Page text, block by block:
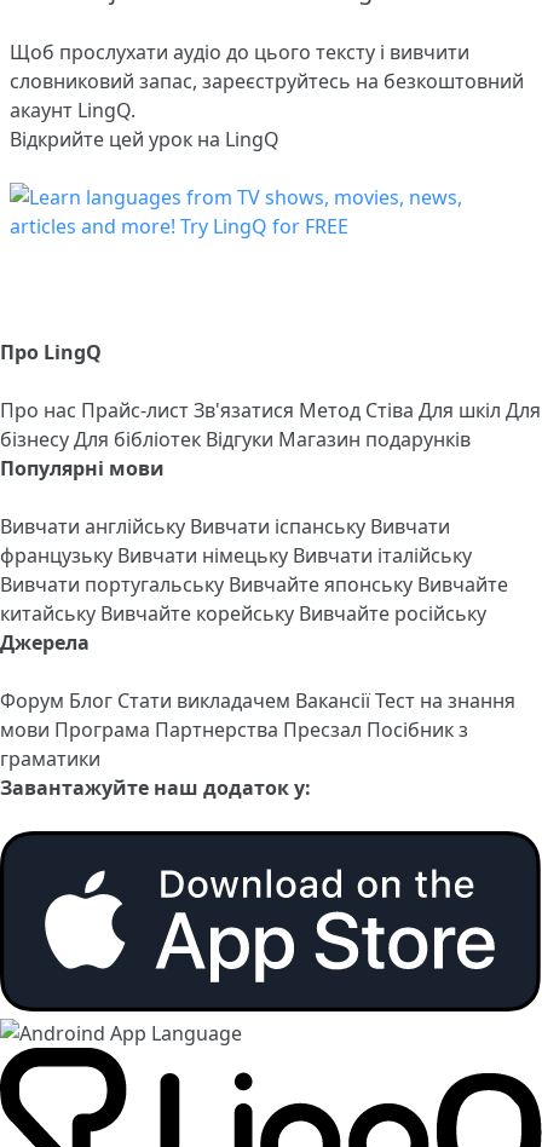
Щоб прослухати аудіо до цього тексту і вивчити
словниковий запас, зареєструйтесь на безкоштовний
акаунт LingQ.
Відкрийте цей урок на LingQ
Про LingQ
Про нас Прайс-листЗв'язатися Метод Стіва Для шкіл Для
бізнесуДля бібліотек Відгуки Магазин подарунків
Популярні мови
Вивчати англійську Вивчати іспанську Вивчати
французьку Вивчати німецьку Вивчати італійську
Вивчати португальську Вивчайте японську Вивчайте
китайську Вивчайте корейську Вивчайте російську
Джерела
Форум Блог Стати викладачем ВакансіїТест на знання
мови Програма Партнерства Пресзал Посібник з
граматики
Завантажуйте наш додаток у: